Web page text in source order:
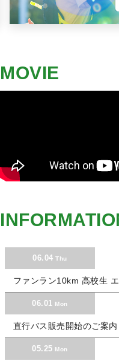
MOVIE
06.04 Thu
ファンラン10km 高校生
06.01 Mon
直行バス販売開始のご案内
05.25 Mon